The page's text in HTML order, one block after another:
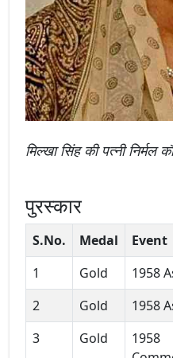
मिल्खा सिंह की पत्नी निर्मल
पुरस्कार
S.No. Medal Event
1
Gold 1958
2
Gold 1958
3
Gold
1958